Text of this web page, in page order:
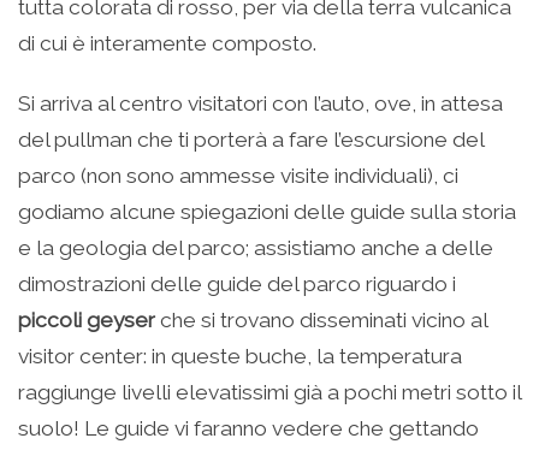
tutta colorata di rosso, per via della terra vulcanica
di cui è interamente composto.
Si arriva al centro visitatori con l’auto, ove, in attesa
del pullman che ti porterà a fare l’escursione del
parco (non sono ammesse visite individuali), ci
godiamo alcune spiegazioni delle guide sulla storia
e la geologia del parco; assistiamo anche a delle
dimostrazioni delle guide del parco riguardo i
piccoli geyser che si trovano disseminati vicino al
visitor center: in queste buche, la temperatura
raggiunge livelli elevatissimi già a pochi metri sotto il
suolo! Le guide vi faranno vedere che gettando